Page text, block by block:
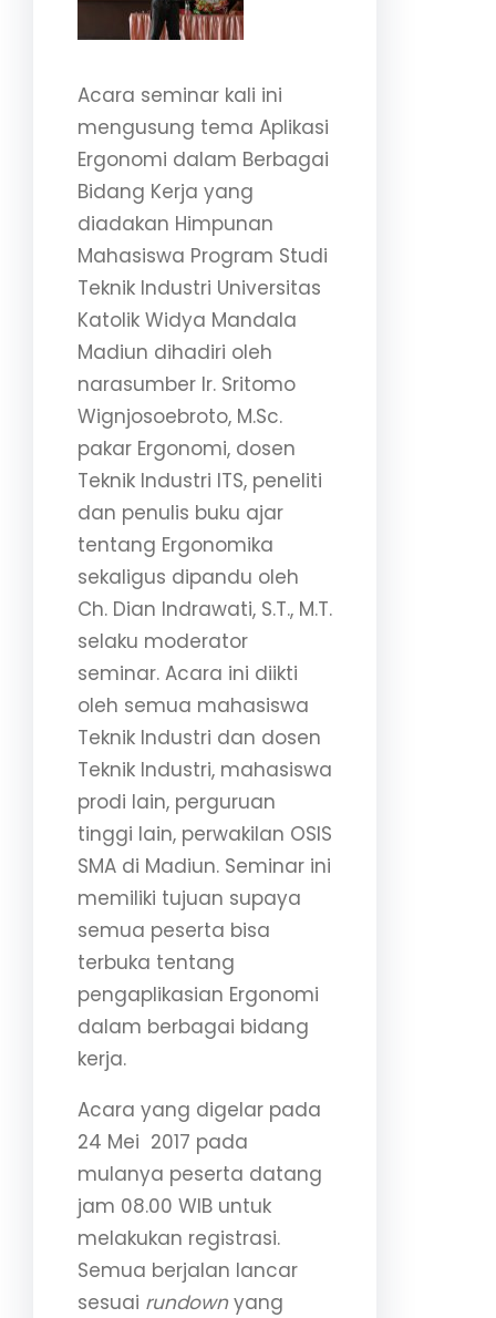
Acara seminar kali ini
mengusung tema Aplikasi
Ergonomi dalam Berbagai
Bidang Kerja yang
diadakan Himpunan
Mahasiswa Program Studi
Teknik Industri Universitas
Katolik Widya Mandala
Madiun dihadiri oleh
narasumber Ir. Sritomo
Wignjosoebroto, M.Sc.
pakar Ergonomi, dosen
Teknik Industri ITS, peneliti
dan penulis buku ajar
tentang Ergonomika
sekaligus dipandu oleh
Ch. Dian Indrawati, S.T., M.T.
selaku moderator
seminar. Acara ini diikti
oleh semua mahasiswa
Teknik Industri dan dosen
Teknik Industri, mahasiswa
prodi lain, perguruan
tinggi lain, perwakilan OSIS
SMA di Madiun. Seminar ini
memiliki tujuan supaya
semua peserta bisa
terbuka tentang
pengaplikasian Ergonomi
dalam berbagai bidang
kerja.
Acara yang digelar pada
24 Mei 2017 pada
mulanya peserta datang
jam 08.00 WIB untuk
melakukan registrasi.
Semua berjalan lancar
sesuai rundownyang